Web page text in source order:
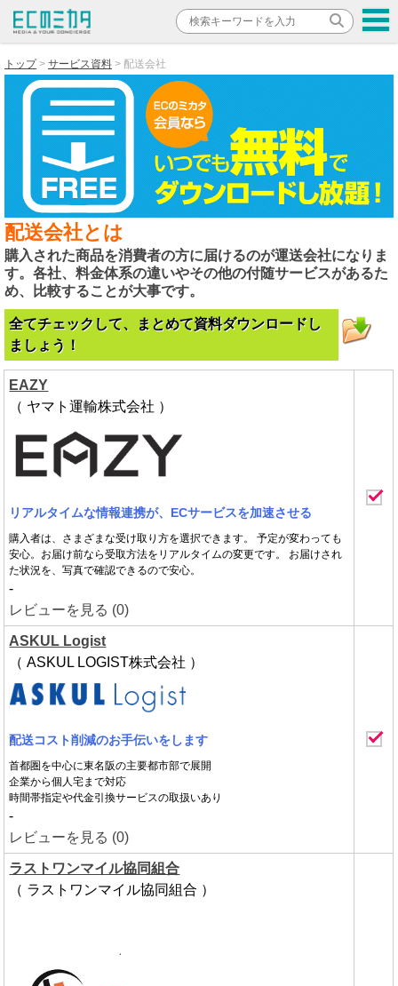
トップ サービス資料 配送会社
配送会社とは
購入された商品を消費者の方に届けるのが運送会社になりま
す。各社、料金体系の違いやその他の付随サービスがあるた
め、比較することが大事です。
全てチェックして、まとめて資料ダウンロードし
ましょう！
EAZY
（ ヤマト運輸株式会社 ）
リアルタイムな情報連携が、ECサービスを加速させる
購入者は、さまざまな受け取り方を選択できます。 予定が変わっても
安心。お届け前なら受取方法をリアルタイムの変更です。 お届けされ
た状況を、写真で確認できるので安心。
-
レビューを見る (0)
ASKUL Logist
（ ASKUL LOGIST株式会社 ）
配送コスト削減のお手伝いをします
首都圏を中心に東名阪の主要都市部で展開
企業から個人宅まで対応
時間帯指定や代金引換サービスの取扱いあり
-
レビューを見る (0)
ラストワンマイル協同組合
（ ラストワンマイル協同組合 ）